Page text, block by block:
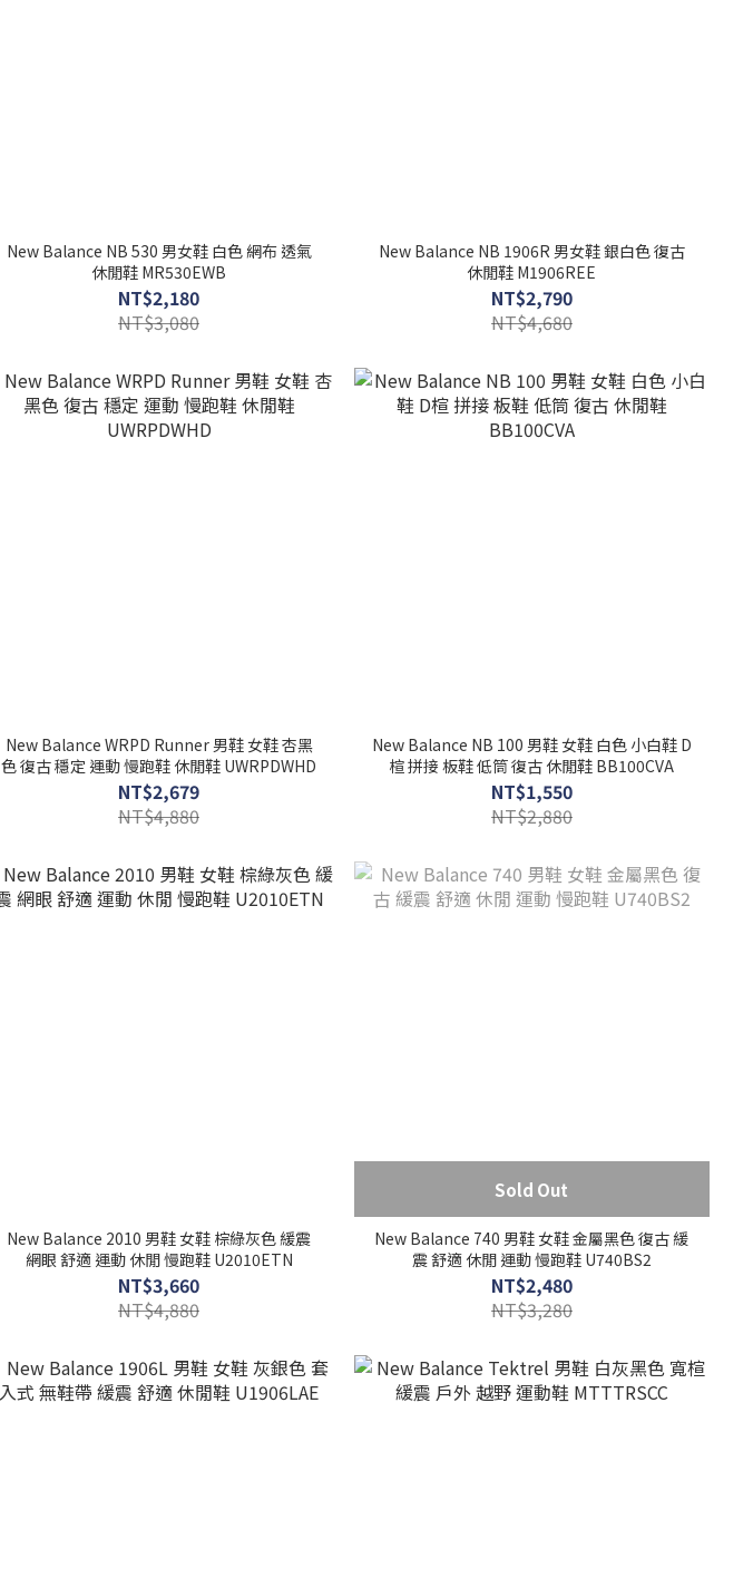
New Balance NB 530 男女鞋 白色 網布 透氣
休閒鞋 MR530EWB
NT$2,180
NT$3,080
New Balance NB 1906R 男女鞋 銀白色 復古
休閒鞋 M1906REE
NT$2,790
NT$4,680
New Balance WRPD Runner 男鞋 女鞋 杏黑
色 復古 穩定 運動 慢跑鞋 休閒鞋 UWRPDWHD
NT$2,679
NT$4,880
New Balance NB 100 男鞋 女鞋 白色 小白鞋 D
楦 拼接 板鞋 低筒 復古 休閒鞋 BB100CVA
NT$1,550
NT$2,880
New Balance 2010 男鞋 女鞋 棕綠灰色 緩震
網眼 舒適 運動 休閒 慢跑鞋 U2010ETN
NT$3,660
NT$4,880
Sold Out
New Balance 740 男鞋 女鞋 金屬黑色 復古 緩
震 舒適 休閒 運動 慢跑鞋 U740BS2
NT$2,480
NT$3,280